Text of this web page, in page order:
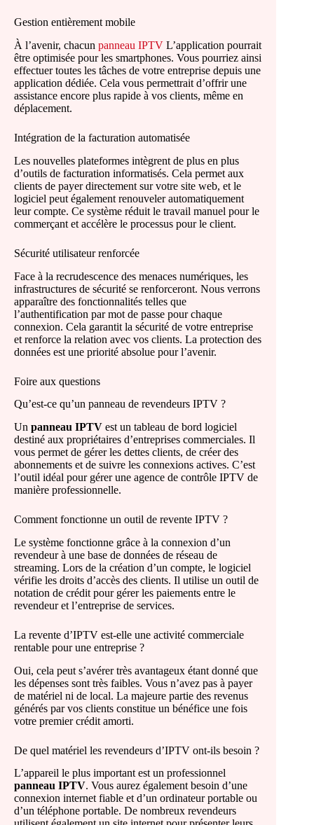
Gestion entièrement mobile
À l’avenir, chacun panneau IPTV L’application pourrait
être optimisée pour les smartphones. Vous pourriez ainsi
effectuer toutes les tâches de votre entreprise depuis une
application dédiée. Cela vous permettrait d’offrir une
assistance encore plus rapide à vos clients, même en
déplacement.
Intégration de la facturation automatisée
Les nouvelles plateformes intègrent de plus en plus
d’outils de facturation informatisés. Cela permet aux
clients de payer directement sur votre site web, et le
logiciel peut également renouveler automatiquement
leur compte. Ce système réduit le travail manuel pour le
commerçant et accélère le processus pour le client.
Sécurité utilisateur renforcée
Face à la recrudescence des menaces numériques, les
infrastructures de sécurité se renforceront. Nous verrons
apparaître des fonctionnalités telles que
l’authentification par mot de passe pour chaque
connexion. Cela garantit la sécurité de votre entreprise
et renforce la relation avec vos clients. La protection des
données est une priorité absolue pour l’avenir.
Foire aux questions
Qu’est-ce qu’un panneau de revendeurs IPTV ?
Un panneau IPTV est un tableau de bord logiciel
destiné aux propriétaires d’entreprises commerciales. Il
vous permet de gérer les dettes clients, de créer des
abonnements et de suivre les connexions actives. C’est
l’outil idéal pour gérer une agence de contrôle IPTV de
manière professionnelle.
Comment fonctionne un outil de revente IPTV ?
Le système fonctionne grâce à la connexion d’un
revendeur à une base de données de réseau de
streaming. Lors de la création d’un compte, le logiciel
vérifie les droits d’accès des clients. Il utilise un outil de
notation de crédit pour gérer les paiements entre le
revendeur et l’entreprise de services.
La revente d’IPTV est-elle une activité commerciale
rentable pour une entreprise ?
Oui, cela peut s’avérer très avantageux étant donné que
les dépenses sont très faibles. Vous n’avez pas à payer
de matériel ni de local. La majeure partie des revenus
générés par vos clients constitue un bénéfice une fois
votre premier crédit amorti.
De quel matériel les revendeurs d’IPTV ont-ils besoin ?
L’appareil le plus important est un professionnel
panneau IPTV. Vous aurez également besoin d’une
connexion internet fiable et d’un ordinateur portable ou
d’un téléphone portable. De nombreux revendeurs